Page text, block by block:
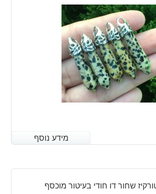
מידע נוסף
מידע נוסף
שחור דו חודי בעיטור מוכסף